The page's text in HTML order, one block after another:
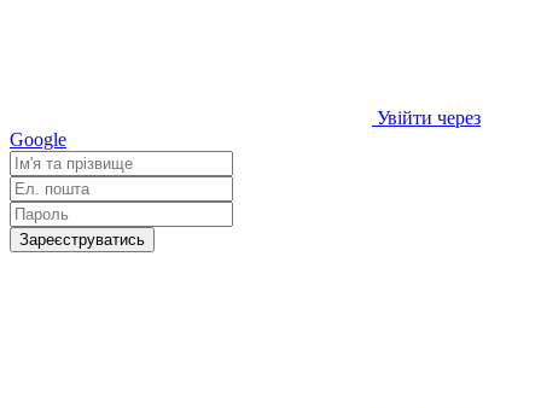
Увійти через
Google
Зареєструватись